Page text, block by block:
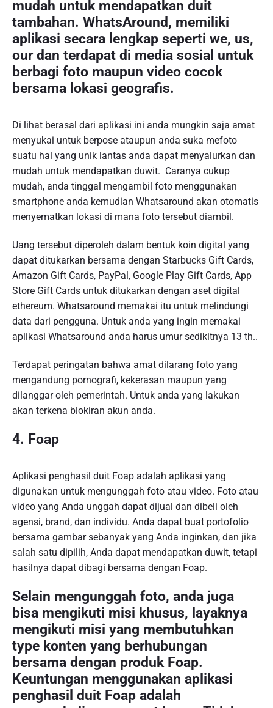
mudah untuk mendapatkan duit
tambahan. WhatsAround, memiliki
aplikasi secara lengkap seperti we, us,
our dan terdapat di media sosial untuk
berbagi foto maupun video cocok
bersama lokasi geografis.
Di lihat berasal dari aplikasi ini anda mungkin saja amat
menyukai untuk berpose ataupun anda suka mefoto
suatu hal yang unik lantas anda dapat menyalurkan dan
mudah untuk mendapatkan duwit. Caranya cukup
mudah, anda tinggal mengambil foto menggunakan
smartphone anda kemudian Whatsaround akan otomatis
menyematkan lokasi di mana foto tersebut diambil.
Uang tersebut diperoleh dalam bentuk koin digital yang
dapat ditukarkan bersama dengan Starbucks Gift Cards,
Amazon Gift Cards, PayPal, Google Play Gift Cards, App
Store Gift Cards untuk ditukarkan dengan aset digital
ethereum. Whatsaround memakai itu untuk melindungi
data dari pengguna. Untuk anda yang ingin memakai
aplikasi Whatsaround anda harus umur sedikitnya 13 th..
Terdapat peringatan bahwa amat dilarang foto yang
mengandung pornografi, kekerasan maupun yang
dilanggar oleh pemerintah. Untuk anda yang lakukan
akan terkena blokiran akun anda.
4. Foap
Aplikasi penghasil duit Foap adalah aplikasi yang
digunakan untuk mengunggah foto atau video. Foto atau
video yang Anda unggah dapat dijual dan dibeli oleh
agensi, brand, dan individu. Anda dapat buat portofolio
bersama gambar sebanyak yang Anda inginkan, dan jika
salah satu dipilih, Anda dapat mendapatkan duwit, tetapi
hasilnya dapat dibagi bersama dengan Foap.
Selain mengunggah foto, anda juga
bisa mengikuti misi khusus, layaknya
mengikuti misi yang membutuhkan
type konten yang berhubungan
bersama dengan produk Foap.
Keuntungan menggunakan aplikasi
penghasil duit Foap adalah